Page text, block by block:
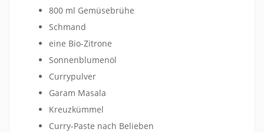
800 ml Gemüsebrühe
Schmand
eine Bio-Zitrone
Sonnenblumenöl
Currypulver
Garam Masala
Kreuzkümmel
Curry-Paste nach Belieben